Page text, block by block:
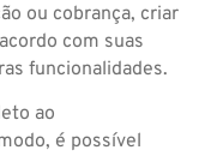
ou cobrança, criar
com suas
funcionalidades.
ao
é possível